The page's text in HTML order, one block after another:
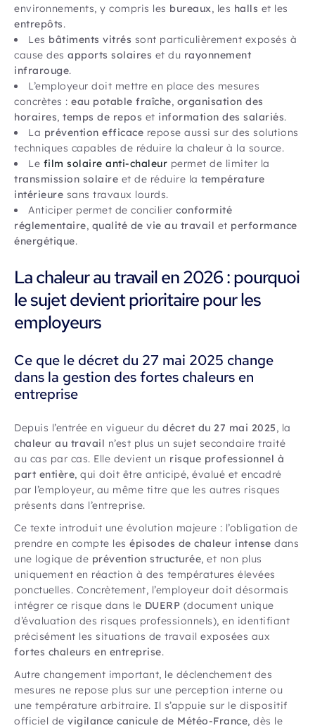
environnements, y compris les bureaux, les halls et les
entrepôts.
Les bâtiments vitrés sont particulièrement exposés à
cause des apports solaires et du rayonnement
infrarouge.
L’employeur doit mettre en place des mesures
concrètes : eau potable fraîche, organisation des
horaires, temps de repos et information des salariés.
La prévention efficace repose aussi sur des solutions
techniques capables de réduire la chaleur à la source.
Le film solaire anti-chaleur permet de limiter la
transmission solaire et de réduire la température
intérieure sans travaux lourds.
Anticiper permet de concilier conformité
réglementaire, qualité de vie au travail et performance
énergétique.
La chaleur au travail en 2026 : pourquoi
le sujet devient prioritaire pour les
employeurs
Ce que le décret du 27 mai 2025 change
dans la gestion des fortes chaleurs en
entreprise
Depuis l’entrée en vigueur du décret du 27 mai 2025, la
chaleur au travail n’est plus un sujet secondaire traité
au cas par cas. Elle devient un risque professionnel à
part entière, qui doit être anticipé, évalué et encadré
par l’employeur, au même titre que les autres risques
présents dans l’entreprise.
Ce texte introduit une évolution majeure : l’obligation de
prendre en compte les épisodes de chaleur intense dans
une logique de prévention structurée, et non plus
uniquement en réaction à des températures élevées
ponctuelles. Concrètement, l’employeur doit désormais
intégrer ce risque dans le DUERP (document unique
d’évaluation des risques professionnels), en identifiant
précisément les situations de travail exposées aux
fortes chaleurs en entreprise.
Autre changement important, le déclenchement des
mesures ne repose plus sur une perception interne ou
une température arbitraire. Il s’appuie sur le dispositif
officiel de vigilance canicule de Météo-France, dès le